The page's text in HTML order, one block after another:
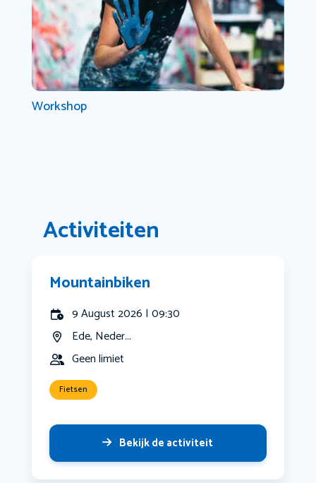
Workshop
Activiteiten
Mountainbiken
9 August 2026 | 09:30
Ede, Neder...
Geen limiet
Fietsen
Bekijk de activiteit